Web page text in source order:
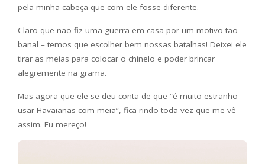
pela minha cabeça que com ele fosse diferente.
Claro que não fiz uma guerra em casa por um motivo tão
banal – temos que escolher bem nossas batalhas! Deixei ele
tirar as meias para colocar o chinelo e poder brincar
alegremente na grama.
Mas agora que ele se deu conta de que “é muito estranho
usar Havaianas com meia”, fica rindo toda vez que me vê
assim. Eu mereço!